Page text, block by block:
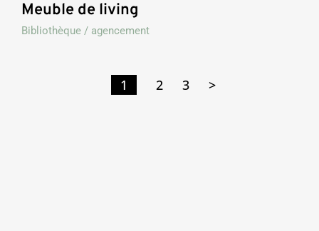
Meuble de living
Bibliothèque / agencement
1 2 3 >